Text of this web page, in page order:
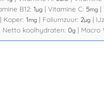
B12: 1µg | Vitamine C: 5mg |
| Koper: 1mg | Foliumzuur: 2µg |
Netto koolhydraten: 0g | Macro